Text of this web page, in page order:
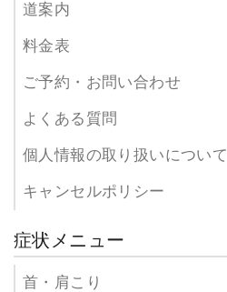
道案内
料金表
ご予約・お問い合わせ
よくある質問
個人情報の取り扱いについて
キャンセルポリシー
症状メニュー
首・肩こり